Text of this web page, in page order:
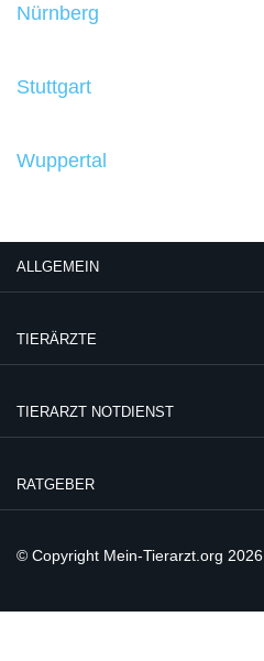
Nürnberg
Stuttgart
Wuppertal
ALLGEMEIN
TIERÄRZTE
TIERARZT NOTDIENST
RATGEBER
© Copyright Mein-Tierarzt.org 2026